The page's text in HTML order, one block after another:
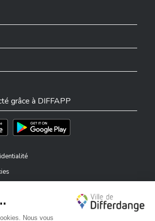
grâce à DIFFAPP
sur l'App Store
Téléchargez l'app sur Play Store
— lanceurs d’alerte
✕